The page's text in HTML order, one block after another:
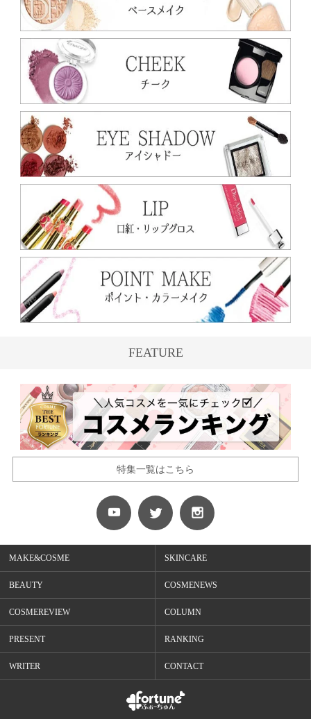
FEATURE
特集一覧はこちら
MAKE&COSME SKINCARE
BEAUTY COSMENEWS
COSMEREVIEW COLUMN
PRESENT RANKING
WRITER CONTACT